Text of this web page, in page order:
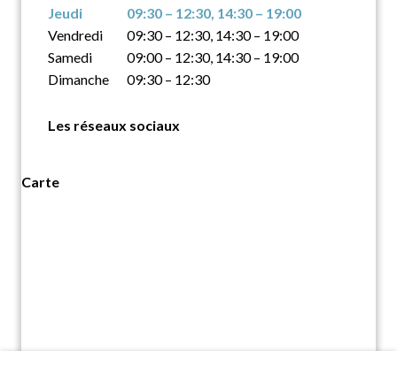
Jeudi
09:30 – 12:30, 14:30 – 19:00
Vendredi
09:30 – 12:30, 14:30 – 19:00
Samedi
09:00 – 12:30, 14:30 – 19:00
Dimanche
09:30 – 12:30
Les réseaux sociaux
Carte